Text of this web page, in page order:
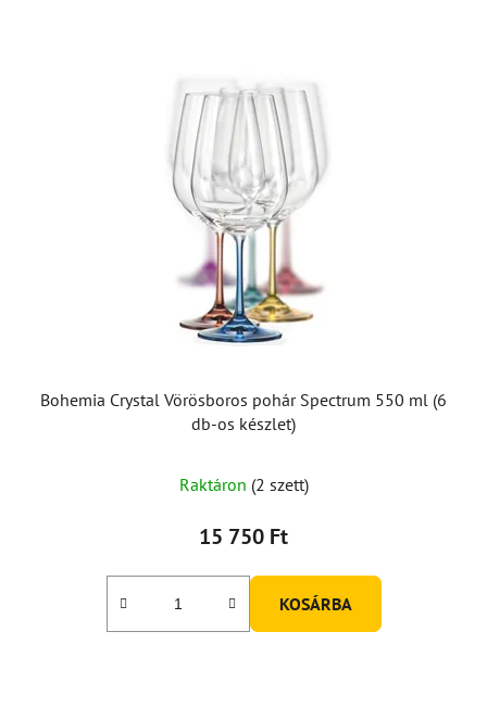
Bohemia Crystal Vörösboros pohár Spectrum 550 ml (6
db-os készlet)
termék
átlagos
5-
Raktáron (2 szett)
15 750 Ft
KOSÁRBA